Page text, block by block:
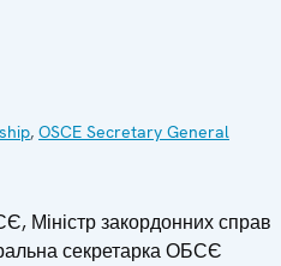
, OSCE Secretary General
Міністр закордонних справ
секретарка ОБСЄ